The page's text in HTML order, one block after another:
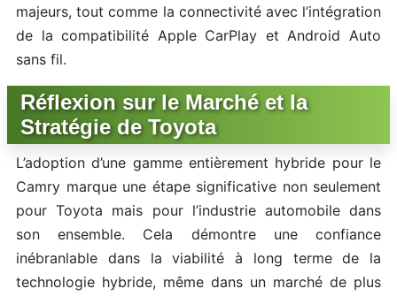
majeurs, tout comme la connectivité avec l’intégration
de la compatibilité Apple CarPlay et Android Auto
sans fil.
Réflexion sur le Marché et la
Stratégie de Toyota
L’adoption d’une gamme entièrement hybride pour le
Camry marque une étape significative non seulement
pour Toyota mais pour l’industrie automobile dans
son ensemble. Cela démontre une confiance
inébranlable dans la viabilité à long terme de la
technologie hybride, même dans un marché de plus